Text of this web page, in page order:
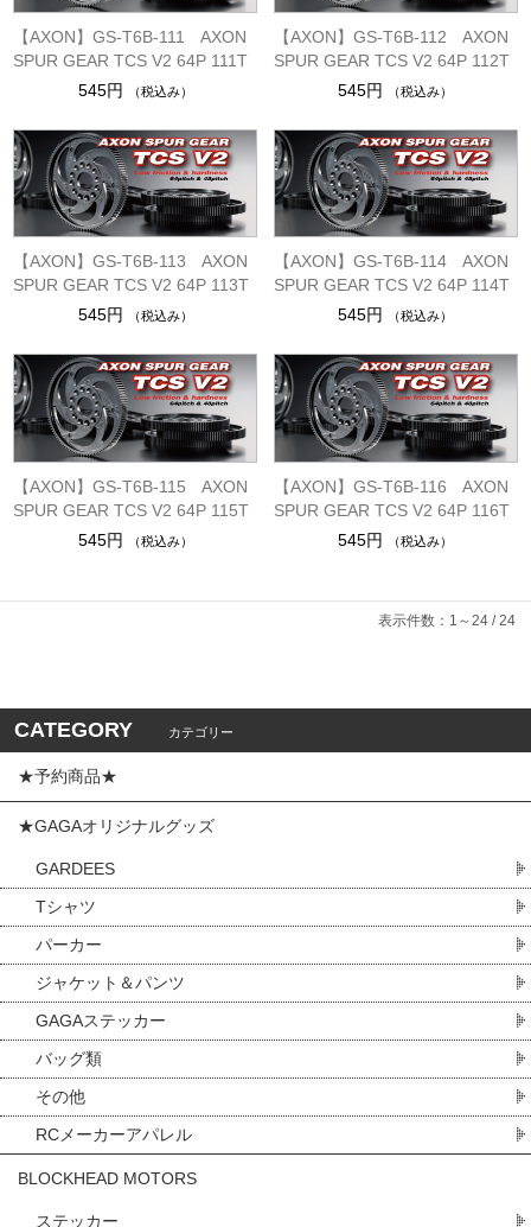
【AXON】GS-T6B-111 AXON
SPUR GEAR TCS V2 64P 111T
545円
（税込み）
【AXON】GS-T6B-112 AXON
SPUR GEAR TCS V2 64P 112T
545円
（税込み）
【AXON】GS-T6B-113 AXON
SPUR GEAR TCS V2 64P 113T
545円
（税込み）
【AXON】GS-T6B-114 AXON
SPUR GEAR TCS V2 64P 114T
545円
（税込み）
【AXON】GS-T6B-115 AXON
SPUR GEAR TCS V2 64P 115T
545円
（税込み）
【AXON】GS-T6B-116 AXON
SPUR GEAR TCS V2 64P 116T
545円
（税込み）
表示件数：1～24 / 24
CATEGORY カテゴリー
★予約商品★
★GAGAオリジナルグッズ
GARDEES
Tシャツ
パーカー
ジャケット＆パンツ
GAGAステッカー
バッグ類
その他
RCメーカーアパレル
BLOCKHEAD MOTORS
ステッカー